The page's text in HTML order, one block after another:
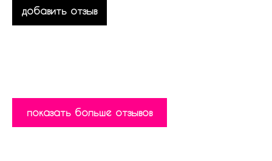
добавить отзыв
показать больше отзывов